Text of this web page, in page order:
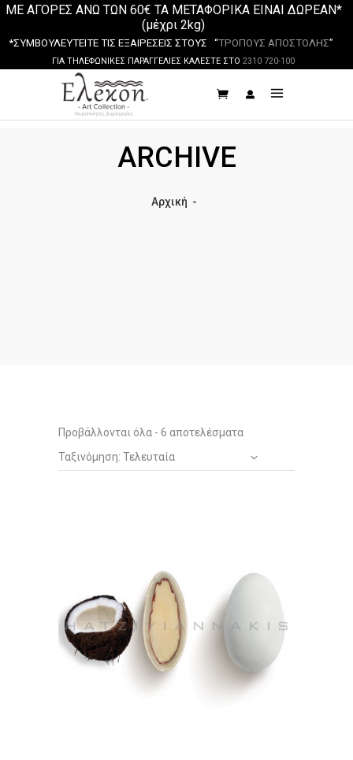
ΜΕ ΑΓΟΡΕΣ ΑΝΩ ΤΩΝ 60€ ΤΑ ΜΕΤΑΦΟΡΙΚΑ ΕΙΝΑΙ ΔΩΡΕΑΝ*
(μέχρι 2kg)
*ΣΥΜΒΟΥΛΕΥΤΕΙΤΕ ΤΙΣ ΕΞΑΙΡΕΣΕΙΣ ΣΤΟΥΣ “ΤΡΟΠΟΥΣ ΑΠΟΣΤΟΛΗΣ”
ΓΙΑ ΤΗΛΕΦΩΝΙΚΕΣ ΠΑΡΑΓΓΕΛΙΕΣ ΚΑΛΕΣΤΕ ΣΤΟ 2310 720-100
ARCHIVE
Αρχική -
Προβάλλονται όλα - 6 αποτελέσματα
by
Ταξινόμηση: Τελευταία